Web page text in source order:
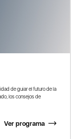
de guiar el futuro de la
los consejos de
Ver programa